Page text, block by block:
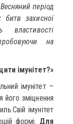
період
захисної
на
імунітет?»
імунітет –
його зміцнення
імунітет
формі. Для